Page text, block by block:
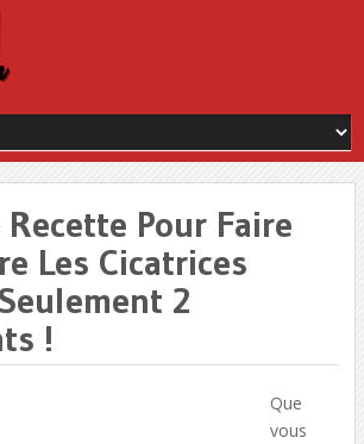
Pour Faire
Les Cicatrices
2
!
Que
vous